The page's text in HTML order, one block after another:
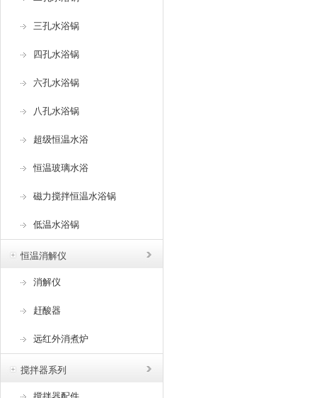
三孔水浴锅
四孔水浴锅
六孔水浴锅
八孔水浴锅
超级恒温水浴
恒温玻璃水浴
磁力搅拌恒温水浴锅
低温水浴锅
恒温消解仪
消解仪
赶酸器
远红外消煮炉
搅拌器系列